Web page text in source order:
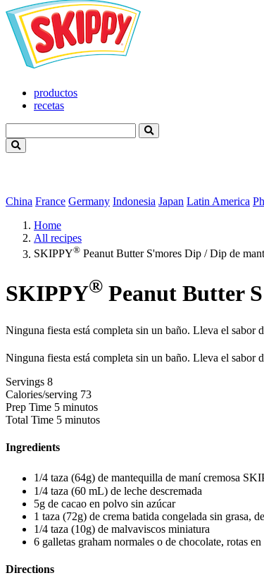
productos
recetas
China France Germany Indonesia Japan Latin America
Home
All recipes
SKIPPY® Peanut Butter S'mores Dip / Dip de
SKIPPY® Peanut Butter
Ninguna fiesta está completa sin un baño. Lleva el sabor
Ninguna fiesta está completa sin un baño. Lleva el sabor
Servings 8
Calories/serving 73
Prep Time 5 minutos
Total Time 5 minutos
Ingredients
1/4 taza (64g) de mantequilla de maní cremosa
1/4 taza (60 mL) de leche descremada
5g de cacao en polvo sin azúcar
1 taza (72g) de crema batida congelada sin grasa,
1/4 taza (10g) de malvaviscos miniatura
6 galletas graham normales o de chocolate, rotas
Directions